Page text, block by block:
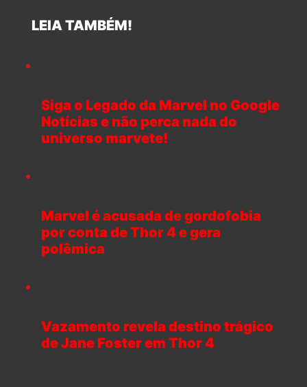
LEIA TAMBÉM!
Siga o Legado da Marvel no Google
Notícias e não perca nada do
universo marvete!
Marvel é acusada de gordofobia
por conta de Thor 4 e gera
polêmica
Vazamento revela destino trágico
de Jane Foster em Thor 4